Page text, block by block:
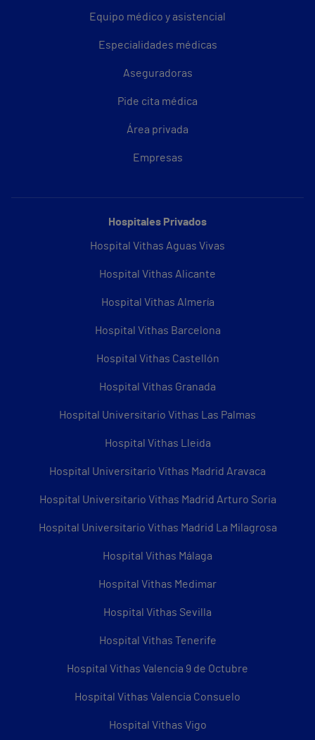
Equipo médico y asistencial
Especialidades médicas
Aseguradoras
Pide cita médica
Área privada
Empresas
Hospitales Privados
Hospital Vithas Aguas Vivas
Hospital Vithas Alicante
Hospital Vithas Almería
Hospital Vithas Barcelona
Hospital Vithas Castellón
Hospital Vithas Granada
Hospital Universitario Vithas Las Palmas
Hospital Vithas Lleida
Hospital Universitario Vithas Madrid Aravaca
Hospital Universitario Vithas Madrid Arturo Soria
Hospital Universitario Vithas Madrid La Milagrosa
Hospital Vithas Málaga
Hospital Vithas Medimar
Hospital Vithas Sevilla
Hospital Vithas Tenerife
Hospital Vithas Valencia 9 de Octubre
Hospital Vithas Valencia Consuelo
Hospital Vithas Vigo